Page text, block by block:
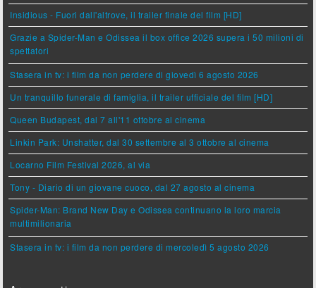
Insidious - Fuori dall'altrove, il trailer finale del film [HD]
Grazie a Spider-Man e Odissea il box office 2026 supera i 50 milioni di
spettatori
Stasera in tv: i film da non perdere di giovedì 6 agosto 2026
Un tranquillo funerale di famiglia, il trailer ufficiale del film [HD]
Queen Budapest, dal 7 all'11 ottobre al cinema
Linkin Park: Unshatter, dal 30 settembre al 3 ottobre al cinema
Locarno Film Festival 2026, al via
Tony - Diario di un giovane cuoco, dal 27 agosto al cinema
Spider-Man: Brand New Day e Odissea continuano la loro marcia
multimilionaria
Stasera in tv: i film da non perdere di mercoledì 5 agosto 2026